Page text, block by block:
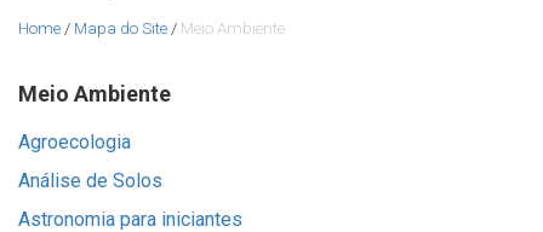
Home / Mapa do Site / Meio Ambiente
Meio Ambiente
Agroecologia
Análise de Solos
Astronomia para iniciantes